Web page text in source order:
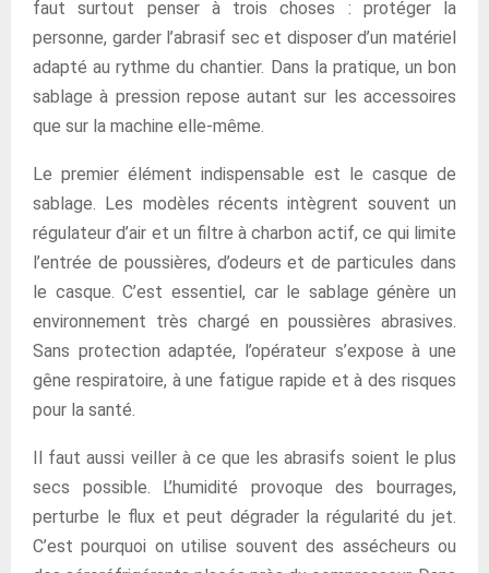
faut surtout penser à trois choses : protéger la
personne, garder l’abrasif sec et disposer d’un matériel
adapté au rythme du chantier. Dans la pratique, un bon
sablage à pression repose autant sur les accessoires
que sur la machine elle-même.
Le premier élément indispensable est le casque de
sablage. Les modèles récents intègrent souvent un
régulateur d’air et un filtre à charbon actif, ce qui limite
l’entrée de poussières, d’odeurs et de particules dans
le casque. C’est essentiel, car le sablage génère un
environnement très chargé en poussières abrasives.
Sans protection adaptée, l’opérateur s’expose à une
gêne respiratoire, à une fatigue rapide et à des risques
pour la santé.
Il faut aussi veiller à ce que les abrasifs soient le plus
secs possible. L’humidité provoque des bourrages,
perturbe le flux et peut dégrader la régularité du jet.
C’est pourquoi on utilise souvent des assécheurs ou